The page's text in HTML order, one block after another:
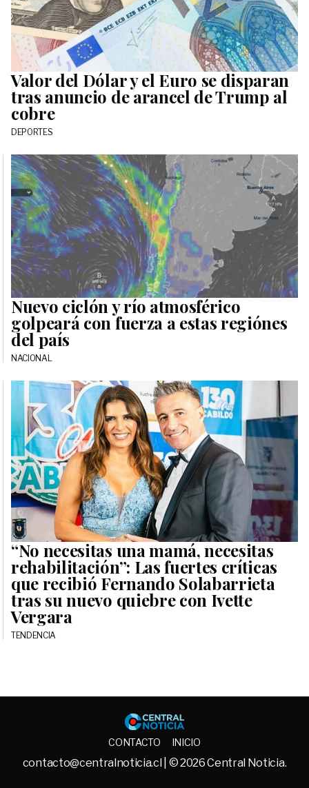
Valor del Dólar y el Euro se disparan
tras anuncio de arancel de Trump al
cobre
DEPORTES
Nuevo ciclón y río atmosférico
golpeará con fuerza a estas regiónes
del país
NACIONAL
“No necesitas una mamá, necesitas
rehabilitación”: Las fuertes críticas
que recibió Fernando Solabarrieta
tras su nuevo quiebre con Ivette
Vergara
TENDENCIA
Central
CONTACTO INICIO
contacto@centralnoticia.cl | © 2026 Central Noticia.